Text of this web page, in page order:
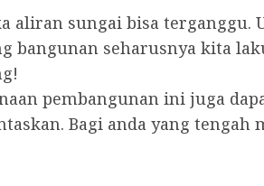
aliran sungai bisa terganggu.
bangunan seharusnya kita
pembangunan ini juga
Bagi anda yang tengah